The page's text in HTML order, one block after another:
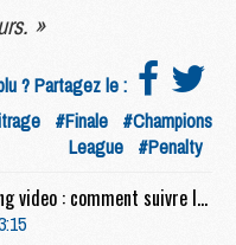
»
? Partagez le :
#Finale #Champions
League #Penalty
Club : Chaîne TV, streaming video : comment suivre les célébrations du PSG en direct ?